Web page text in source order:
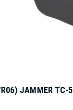
JAMMER TC-5